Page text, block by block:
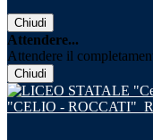
Chiudi
Attendere...
Attendere il
Chiudi
"CELIO - ROCCATI"